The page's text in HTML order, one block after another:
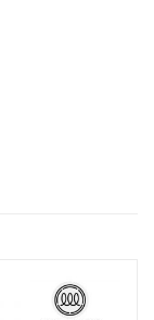
có thể quan
mức tối ưu